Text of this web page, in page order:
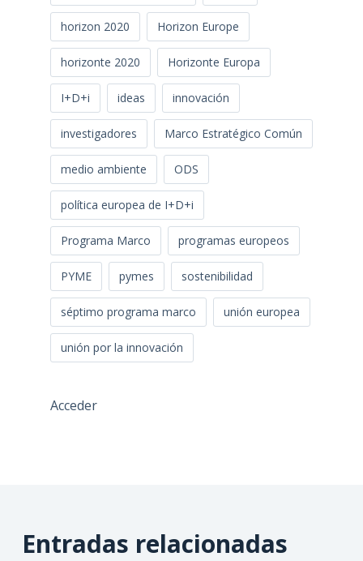
horizon 2020 Horizon Europe
horizonte 2020 Horizonte Europa
I+D+i ideas innovación
investigadores Marco Estratégico Común
medio ambiente ODS
política europea de I+D+i
Programa Marco programas europeos
PYME pymes sostenibilidad
séptimo programa marco unión europea
unión por la innovación
Acceder
Entradas relacionadas